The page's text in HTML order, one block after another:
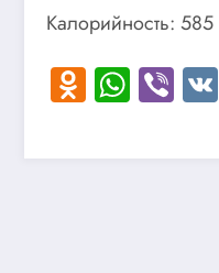
Калорийность:
Отправить